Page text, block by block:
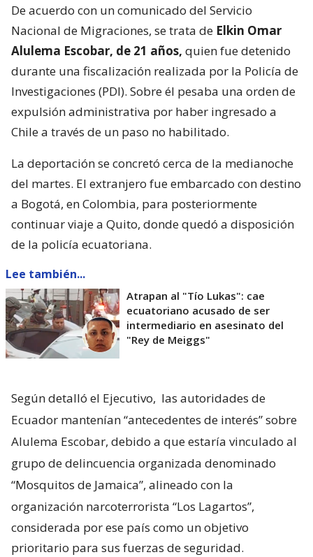
De acuerdo con un comunicado del Servicio
Nacional de Migraciones, se trata de Elkin Omar
Alulema Escobar, de 21 años, quien fue detenido
durante una fiscalización realizada por la Policía de
Investigaciones (PDI). Sobre él pesaba una orden de
expulsión administrativa por haber ingresado a
Chile a través de un paso no habilitado.
La deportación se concretó cerca de la medianoche
del martes. El extranjero fue embarcado con destino
a Bogotá, en Colombia, para posteriormente
continuar viaje a Quito, donde quedó a disposición
de la policía ecuatoriana.
Lee también...
Atrapan al "Tío Lukas": cae
ecuatoriano acusado de ser
intermediario en asesinato del
"Rey de Meiggs"
Según detalló el Ejecutivo, las autoridades de
Ecuador mantenían “antecedentes de interés” sobre
Alulema Escobar, debido a que estaría vinculado al
grupo de delincuencia organizada denominado
“Mosquitos de Jamaica”, alineado con la
organización narcoterrorista “Los Lagartos”,
considerada por ese país como un objetivo
prioritario para sus fuerzas de seguridad.